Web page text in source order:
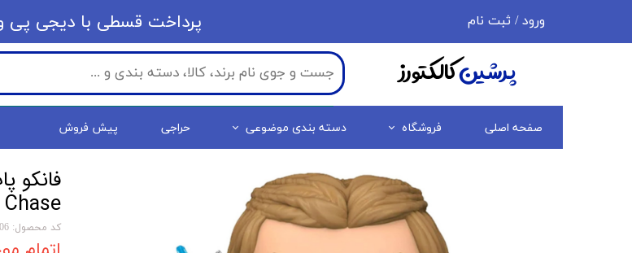
ورود / ثبت نام
حساب کاربری من
تغییر گذر واژه
سفارشات
خروج از حساب کاربری
​​پرداخت قسطی با دیجی
صفحه اصلی فروشگاه دسته بندی موضوعی حراجی پیش فروش
پرشینکالکتورز
کد محصول: FU64906